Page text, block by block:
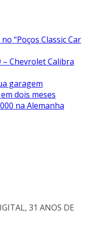
“Poços Classic Car
– Chevrolet Calibra
garagem
dois meses
na Alemanha
31 ANOS DE